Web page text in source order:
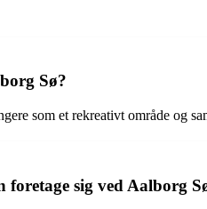
Sø?
som et rekreativt område og
sig ved Aalborg